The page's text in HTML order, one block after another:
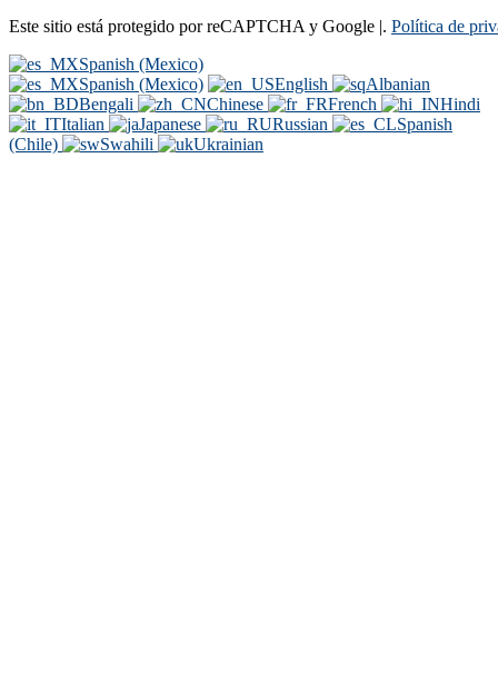
Este sitio está protegido por reCAPTCHA y Google |. Política de
Spanish (Mexico)
Spanish (Mexico)
English
Albanian
Bengali
Chinese French
Hindi
Italian
Japanese Russian
Spanish
(Chile)
Swahili Ukrainian